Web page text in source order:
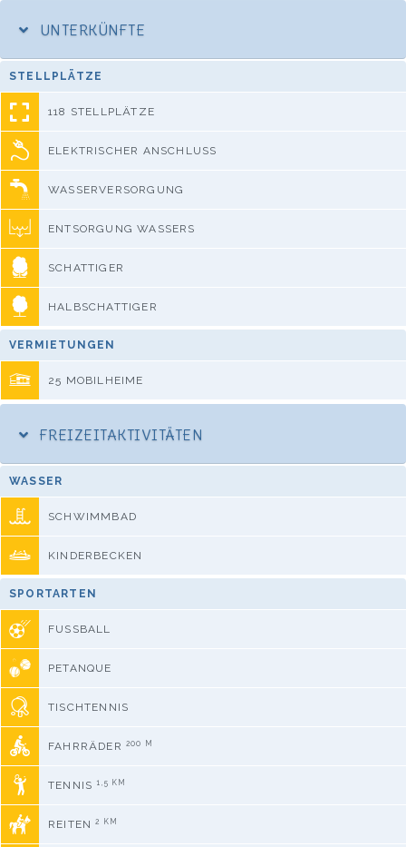
UNTERKÜNFTE
STELLPLÄTZE
118 STELLPLÄTZE
ELEKTRISCHER ANSCHLUSS
WASSERVERSORGUNG
ENTSORGUNG WASSERS
SCHATTIGER
HALBSCHATTIGER
VERMIETUNGEN
25 MOBILHEIME
FREIZEITAKTIVITÄTEN
WASSER
SCHWIMMBAD
KINDERBECKEN
SPORTARTEN
FUSSBALL
PETANQUE
TISCHTENNIS
FAHRRÄDER 200 M
TENNIS 1,5 KM
REITEN2 KM